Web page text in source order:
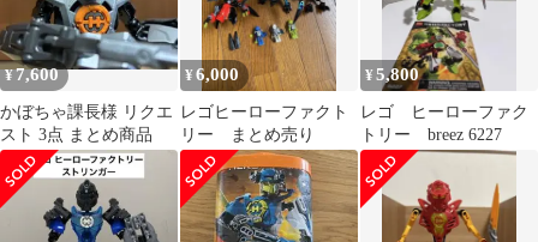
¥7,600
かぼちゃ課長様 リクエ
スト 3点 まとめ商品
¥6,000
レゴヒーローファクト
リー まとめ売り
¥5,800
レゴ ヒーローファク
トリー breez 6227